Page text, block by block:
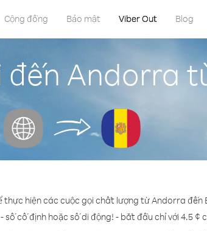
Cộng đồng Bảo mật Viber Out Blog
Andorra
thực hiện các cuộc gọi chất lượng từ Andorra đến
cố định hoặc số di động! - bắt đầu chỉ với 4.5 ¢